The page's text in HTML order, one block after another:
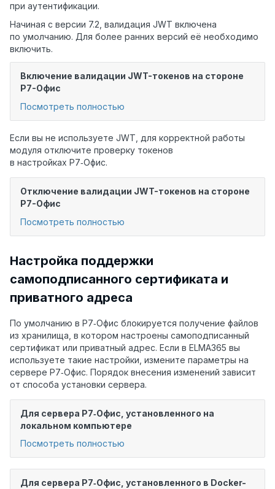
при аутентификации.
Начиная с версии 7.2, валидация JWT включена
по умолчанию. Для более ранних версий её необходимо
включить.
Включение валидации JWT-токенов на стороне
Р7-Офис
Посмотреть полностью
Если вы не используете JWT, для корректной работы
модуля отключите проверку токенов
в настройках Р7‑Офис.
Отключение валидации JWT-токенов на стороне
Р7-Офис
Посмотреть полностью
Настройка поддержки
самоподписанного сертификата и
приватного адреса
По умолчанию в Р7‑Офис блокируется получение файлов
из хранилища, в котором настроены самоподписанный
сертификат или приватный адрес. Если в ELMA365 вы
используете такие настройки, измените параметры на
сервере Р7‑Офис. Порядок внесения изменений зависит
от способа установки сервера.
Для сервера Р7‑Офис, установленного на
локальном компьютере
Посмотреть полностью
Для сервера Р7‑Офис, установленного в Docker-